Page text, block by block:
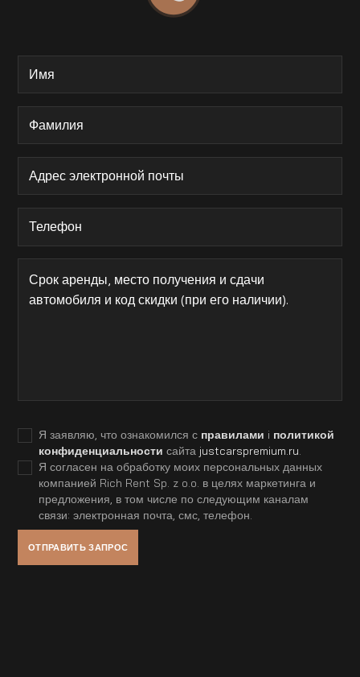
Я заявляю, что ознакомился с правилами i политикой
конфиденциальности сайта justcarspremium.ru
Я согласен на обработку моих персональных данных
компанией Rich Rent Sp. z o.o. в целях маркетинга и
предложения, в том числе по следующим каналам
связи: электронная почта, смс, телефон.